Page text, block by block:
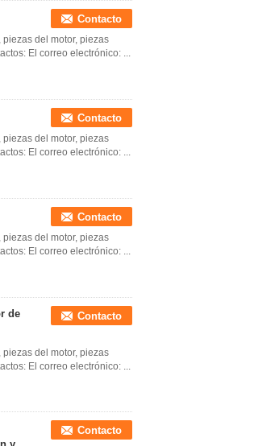
Contacto
del motor, piezas
El correo electrónico: ...
Contacto
del motor, piezas
El correo electrónico: ...
Contacto
del motor, piezas
El correo electrónico: ...
de
Contacto
del motor, piezas
El correo electrónico: ...
Contacto